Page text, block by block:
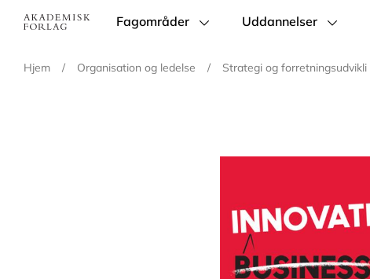
Main
Fagområder Uddannelser
Hjem / Organisation og ledelse / Strategi og forretningsudvikli